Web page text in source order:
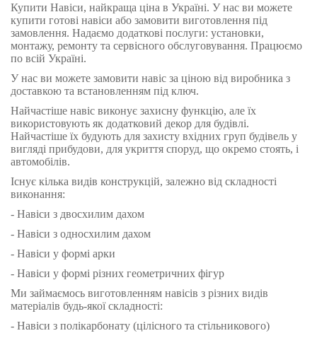
Купити Навіси, найкраща ціна в Україні. У нас ви можете
купити готові навіси або замовити виготовлення під
замовлення. Надаємо додаткові послуги: установки,
монтажу, ремонту та сервісного обслуговування. Працюємо
по всій Україні.
У нас ви можете замовити навіс за ціною від виробника з
доставкою та встановленням під ключ.
Найчастіше навіс виконує захисну функцію, але їх
використовують як додатковий декор для будівлі.
Найчастіше їх будують для захисту вхідних груп будівель у
вигляді прибудови, для укриття споруд, що окремо стоять, і
автомобілів.
Існує кілька видів конструкцій, залежно від складності
виконання:
- Навіси з двосхилим дахом
- Навіси з односхилим дахом
- Навіси у формі арки
- Навіси у формі різних геометричних фігур
Ми займаємось виготовленням навісів з різних видів
матеріалів будь-якої складності:
- Навіси з полікарбонату (цілісного та стільникового)